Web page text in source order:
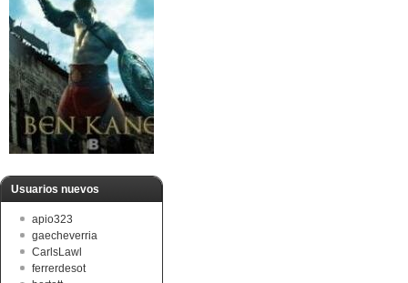
Usuarios nuevos
apio323
gaecheverria
CarlsLawl
ferrerdesot